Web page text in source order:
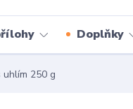
Doplňky
uhlím 250 g